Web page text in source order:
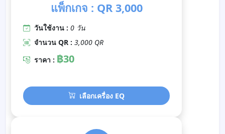
แพ็กเกจ : QR 3,000
วันใช้งาน : 0 วัน
จำนวน QR : 3,000 QR
ราคา : ฿30
เลือกเครื่อง EQ